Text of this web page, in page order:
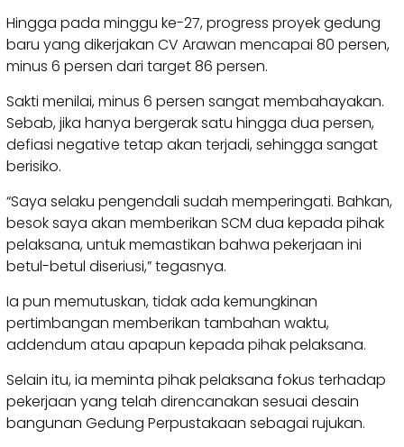
Hingga pada minggu ke-27, progress proyek gedung
baru yang dikerjakan CV Arawan mencapai 80 persen,
minus 6 persen dari target 86 persen.
Sakti menilai, minus 6 persen sangat membahayakan.
Sebab, jika hanya bergerak satu hingga dua persen,
defiasi negative tetap akan terjadi, sehingga sangat
berisiko.
“Saya selaku pengendali sudah memperingati. Bahkan,
besok saya akan memberikan SCM dua kepada pihak
pelaksana, untuk memastikan bahwa pekerjaan ini
betul-betul diseriusi,” tegasnya.
Ia pun memutuskan, tidak ada kemungkinan
pertimbangan memberikan tambahan waktu,
addendum atau apapun kepada pihak pelaksana.
Selain itu, ia meminta pihak pelaksana fokus terhadap
pekerjaan yang telah direncanakan sesuai desain
bangunan Gedung Perpustakaan sebagai rujukan.